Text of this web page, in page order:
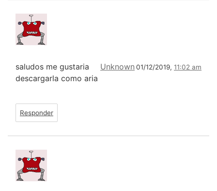
Unknown 01/12/2019, 11:02 am
saludos me gustaria
descargarla como aria
Responder